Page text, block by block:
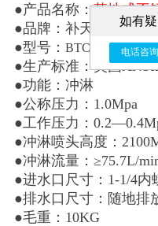
●产品名称：落地式不
●品牌：补天
●型号： BTC1
●生产标准：美国
●功能：冲淋
●公称压力：1.0Mpa
●工作压力：
●冲淋喷头高度：
●冲淋流量：≥75.7L/
●进水口尺寸：1-1/4
●排水口尺寸：随地排
●毛重：10KG
如有
电话咨询